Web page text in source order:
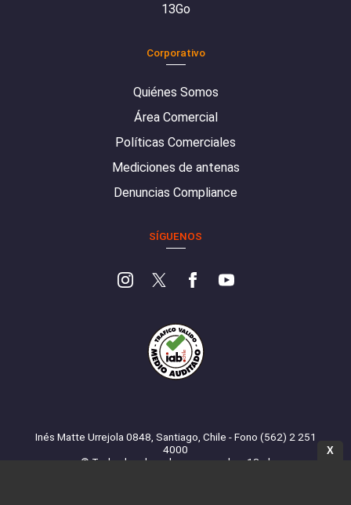
13Go
Corporativo
Quiénes Somos
Área Comercial
Políticas Comerciales
Mediciones de antenas
Denuncias Compliance
SÍGUENOS
Inés Matte Urrejola 0848, Santiago, Chile - Fono (562) 2 251
4000
© Todos los derechos reservados. 13.cl
X